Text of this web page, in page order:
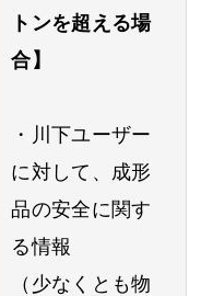
トンを超える場
合】
・川下ユーザー
に対して、成形
品の安全に関す
る情報
（少なくとも物